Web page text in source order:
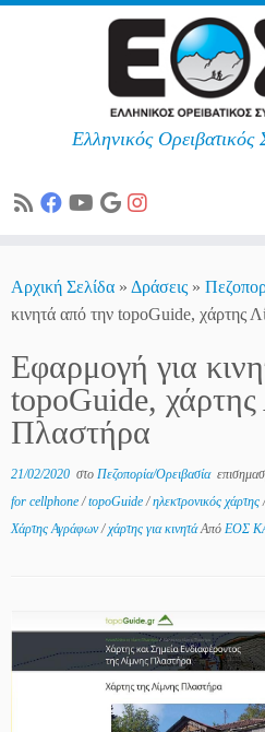
content
Ελληνικός Ορειβατικός
Αρχική Σελίδα » Δράσεις »
κινητά από την topoGuide, χάρτης
Εφαρμογή για
topoGuide, χάρτης
Πλαστήρα
21/02/2020 στο Πεζοπορία/Ορειβασία
for cellphone/topoGuide/ηλεκτρονικός χάρτης
Χάρτης Αγράφων/χάρτης για κινητάΑπό ΕΟΣ